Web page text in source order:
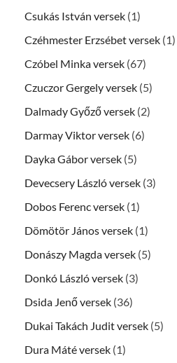
Csukás István versek (1)
Czéhmester Erzsébet versek (1)
Czóbel Minka versek (67)
Czuczor Gergely versek (5)
Dalmady Győző versek (2)
Darmay Viktor versek (6)
Dayka Gábor versek (5)
Devecsery László versek (3)
Dobos Ferenc versek (1)
Dömötör János versek (1)
Donászy Magda versek (5)
Donkó László versek (3)
Dsida Jenő versek (36)
Dukai Takách Judit versek (5)
Dura Máté versek (1)